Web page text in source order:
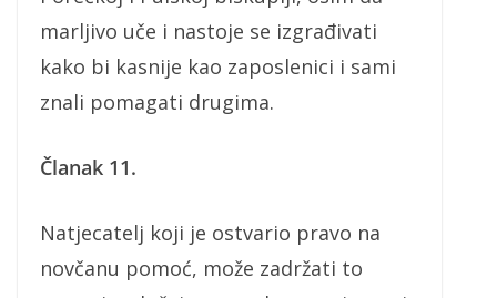
marljivo uče i nastoje se izgrađivati
kako bi kasnije kao zaposlenici i sami
znali pomagati drugima.
Članak 11.
Natjecatelj koji je ostvario pravo na
novčanu pomoć, može zadržati to